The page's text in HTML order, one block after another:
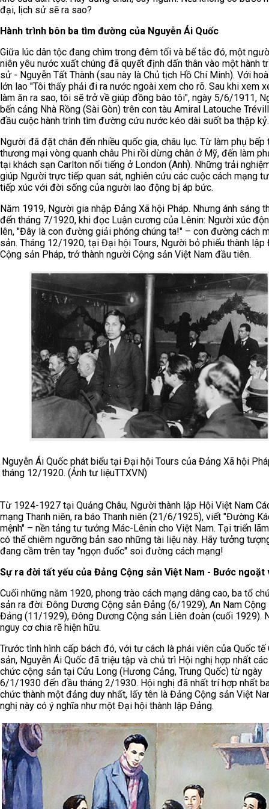
đại, lịch sử sẽ ra sao?
Hành trình bôn ba tìm đường của Nguyễn Ái Quốc
Giữa lúc dân tộc đang chìm trong đêm tối và bế tắc đó, một
niên yêu nước xuất chúng đã quyết định dấn thân vào một hành
sử - Nguyễn Tất Thành (sau này là Chủ tịch Hồ Chí Minh). Với
lớn lao "Tôi thấy phải đi ra nước ngoài xem cho rõ. Sau khi xem
làm ăn ra sao, tôi sẽ trở về giúp đồng bào tôi", ngày 5/6/1911,
bến cảng Nhà Rồng (Sài Gòn) trên con tàu Amiral Latouche
đầu cuộc hành trình tìm đường cứu nước kéo dài suốt ba thập kỷ.
Người đã đặt chân đến nhiều quốc gia, châu lục. Từ làm phụ bếp
thương mại vòng quanh châu Phi rồi dừng chân ở Mỹ, đến làm
tại khách sạn Carlton nổi tiếng ở London (Anh). Những trải
giúp Người trực tiếp quan sát, nghiên cứu các cuộc cách mạng
tiếp xúc với đời sống của người lao động bị áp bức.
Năm 1919, Người gia nhập Đảng Xã hội Pháp. Nhưng ánh sáng
đến tháng 7/1920, khi đọc Luận cương của Lênin: Người xúc
lên, "Đây là con đường giải phóng chúng ta!" – con đường cách
sản. Tháng 12/1920, tại Đại hội Tours, Người bỏ phiếu thành lập
Cộng sản Pháp, trở thành người Cộng sản Việt Nam đầu tiên.
Nguyễn Ái Quốc phát biểu tại Đại hội Tours của Đảng Xã hội
tháng 12/1920. (Ảnh tư liệuTTXVN)
Từ 1924-1927 tại Quảng Châu, Người thành lập Hội Việt Nam
mạng Thanh niên, ra báo Thanh niên (21/6/1925), viết "Đường
mệnh" – nền tảng tư tưởng Mác-Lênin cho Việt Nam. Tại triển
có thể chiêm ngưỡng bản sao những tài liệu này. Hãy tưởng
đang cầm trên tay "ngọn đuốc" soi đường cách mạng!
Sự ra đời tất yếu của Đảng Cộng sản Việt Nam - Bước ngoặt
Cuối những năm 1920, phong trào cách mạng dâng cao, ba tổ
sản ra đời: Đông Dương Cộng sản Đảng (6/1929), An Nam Cộng
Đảng (11/1929), Đông Dương Cộng sản Liên đoàn (cuối 1929).
nguy cơ chia rẽ hiện hữu.
Trước tình hình cấp bách đó, với tư cách là phái viên của Quốc tế
sản, Nguyễn Ái Quốc đã triệu tập và chủ trì Hội nghị hợp nhất
chức cộng sản tại Cửu Long (Hương Cảng, Trung Quốc) từ ngày
6/1/1930 đến đầu tháng 2/1930. Hội nghị đã nhất trí hợp nhất
chức thành một đảng duy nhất, lấy tên là Đảng Cộng sản Việt
nghị này có ý nghĩa như một Đại hội thành lập Đảng.